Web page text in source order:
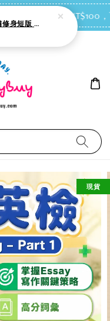
會員每消費NT$100，
現貨